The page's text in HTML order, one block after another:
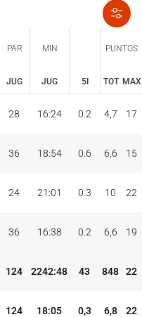
PAR MIN
5I
PUNTOS
JUG JUG TOT MAX
PAR MIN
5I
PUNTOS
28 16:24 0.2 4,7 17
36 18:54 0.6 6,6 15
24 21:01 0.3 10 22
36 16:38 0.2 6,6 19
124 2242:48 43 848 22
124 18:05 0,3 6,8 22